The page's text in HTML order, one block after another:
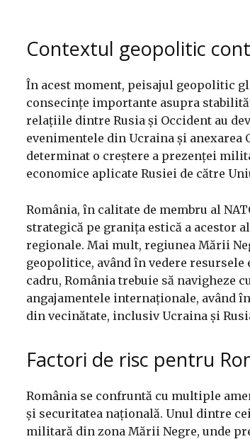
Contextul geopolitic
În acest moment, peisajul geopolitic
consecințe importante asupra
relațiile dintre Rusia și Occident au
evenimentele din Ucraina și anexarea
determinat o creștere a prezenței
economice aplicate Rusiei de către
România, în calitate de membru al
strategică pe granița estică a acestor
regionale. Mai mult, regiunea Mării
geopolitice, având în vedere
cadru, România trebuie să navigheze
angajamentele internaționale, având
din vecinătate, inclusiv Ucraina și
Factori de risc pentru
România se confruntă cu multiple
și securitatea națională. Unul dintre
militară din zona Mării Negre, unde